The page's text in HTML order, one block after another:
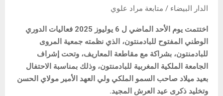
الدار البيضاء / متابعة مراد علوي
اختتمت يوم الأحد الماضي ل 6 يوليوز 2025 فعاليات الدوري
الوطني المفتوح للبادمنتون، الذي نظمته جمعية المروى
للبادمنتون، بشراكة مع مقاطعة المعاريف، وتحت إشراف
الجامعة الملكية المغربية للبادمنتون، وذلك بمناسبة الاحتفال
بعيد ميلاد صاحب السمو الملكي ولي العهد الأمير مولاي الحسن
وتخليد ذكرى عيد العرش المجيد.